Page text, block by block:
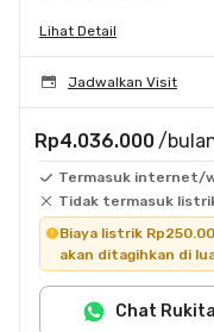
Lihat Detail
Jadwalkan Visit
Rp4.036.000 /
Termasuk internet/
Tidak termasuk
Biaya listrik
akan ditagihkan di
Chat Rukita